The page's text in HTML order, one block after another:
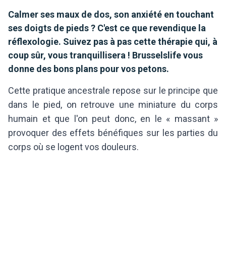
Calmer ses maux de dos, son anxiété en touchant
ses doigts de pieds ? C'est ce que revendique la
réflexologie. Suivez pas à pas cette thérapie qui, à
coup sûr, vous tranquillisera ! Brusselslife vous
donne des bons plans pour vos petons.
Cette pratique ancestrale repose sur le principe que
dans le pied, on retrouve une miniature du corps
humain et que l'on peut donc, en le « massant »
provoquer des effets bénéfiques sur les parties du
corps où se logent vos douleurs.